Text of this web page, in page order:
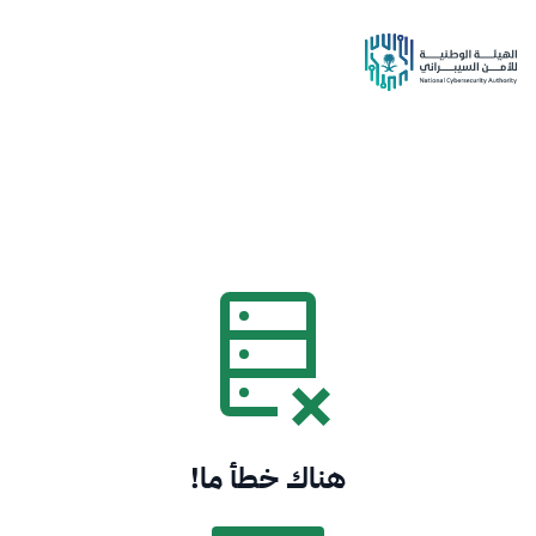
هناك خطأ ما!